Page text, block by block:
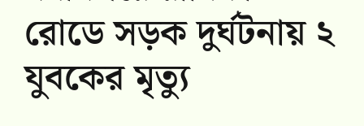
রোডে সড়ক দুর্ঘটনায় ২
যুবকের মৃত্যু